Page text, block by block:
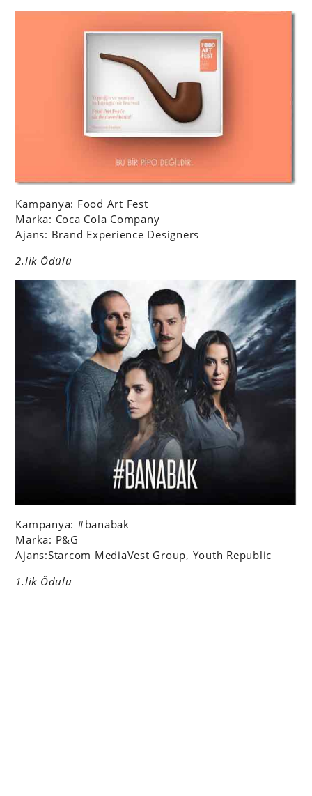
Kampanya: Food Art Fest
Marka: Coca Cola Company
Ajans: Brand Experience Designers
2.lik Ödülü
Kampanya: #banabak
Marka: P&G
Ajans:Starcom MediaVest Group, Youth Republic
1.lik Ödülü